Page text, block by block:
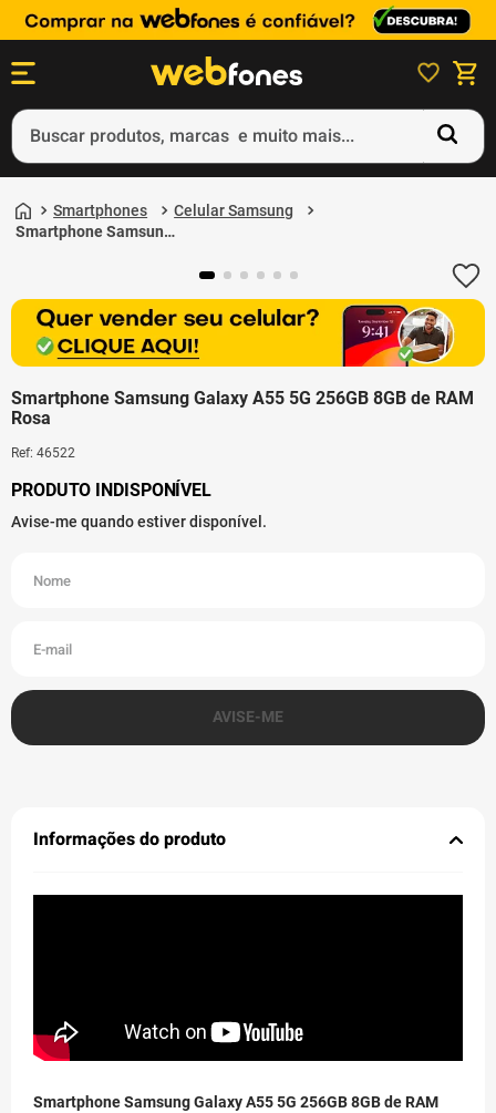
Buscar produtos, marcas e muito mais...
Smartphones
Celular Samsung
Smartphone Samsung
Smartphone Samsung Galaxy A55 5G 256GB 8GB de RAM
Rosa
Ref: 46522
Informações do produto
Smartphone Samsung Galaxy A55 5G 256GB 8GB de RAM
1º
ps5
3º
4º
smartphone